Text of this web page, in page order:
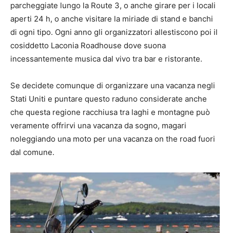
parcheggiate lungo la Route 3, o anche girare per i locali
aperti 24 h, o anche visitare la miriade di stand e banchi
di ogni tipo. Ogni anno gli organizzatori allestiscono poi il
cosiddetto Laconia Roadhouse dove suona
incessantemente musica dal vivo tra bar e ristorante.
Se decidete comunque di organizzare una vacanza negli
Stati Uniti e puntare questo raduno considerate anche
che questa regione racchiusa tra laghi e montagne può
veramente offrirvi una vacanza da sogno, magari
noleggiando una moto per una vacanza on the road fuori
dal comune.